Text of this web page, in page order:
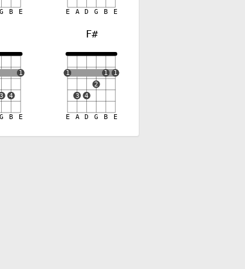
G B E E A D G B E
G B E
3 4
1
F#
E A D G B E
1
3 4
2
1 1